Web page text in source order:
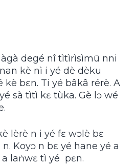
degé nî tìtìrìsìmū nni
kè nì i yé dè dèku
bɛn. Ti yé bâkâ rérè. A
sà tìtì kɛ tùka. Gè lɔ wé
lèrè n i yé fɛ wɔlè bɛ
Koyɔ n bɛ yé hane yé a
laṅwɛ tì yé pɛn.